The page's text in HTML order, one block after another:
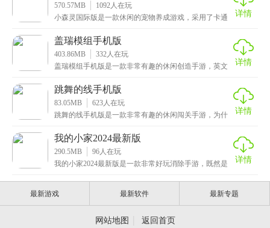
570.57MB 1092 人在玩
小森灵国际版是一款休闲的宠物养成游戏，采用了卡通
乐，
详情
盖瑞模组手机版
403.86MB 332 人在玩
盖瑞模组手机版是一款非常有趣的休闲创造手游，英文
详情
跳舞的线手机版
83.05MB 623 人在玩
跳舞的线手机版是一款非常有趣的休闲闯关手游，为什
扮演
详情
我的小家2024最新版
290.5MB 96 人在玩
我的小家2024最新版是一款非常好玩消除手游，既然是
详情
最新游戏 最新软件 最新专题
网站地图 返回首页